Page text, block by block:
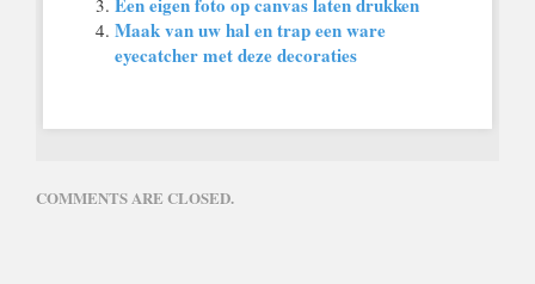
Maak van uw hal en trap een ware
eyecatcher met deze decoraties
COMMENTS ARE CLOSED.